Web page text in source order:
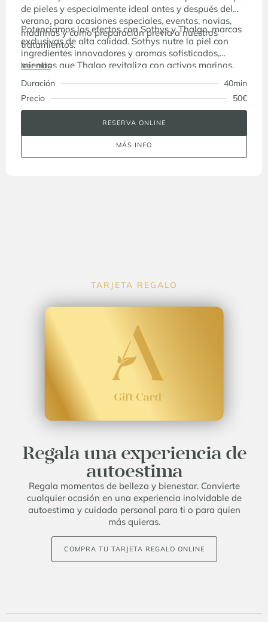
de pieles y especialmente ideal antes y después del
verano, para ocasiones especiales, eventos, novias,
madrinas y como preparación previa a nuestros
tratamientos.
Potenciamos los efectos con Sothys y Thalgo, marcas
exclusivas de alta calidad. Sothys nutre la piel con
ingredientes innovadores y aromas sofisticados,
mientras que Thalgo revitaliza con activos marinos,
brindando frescura y bienestar
leer más
Duración
40min
Precio
50€
RESERVA ONLINE
MÁS INFO
TARJETA REGALO
Regala una experiencia de
autoestima
Regala momentos de belleza y bienestar. Convierte
cualquier ocasión en una experiencia inolvidable de
autoestima y cuidado personal para ti o para quien
más quieras.
COMPRA TU TARJETA REGALO ONLINE